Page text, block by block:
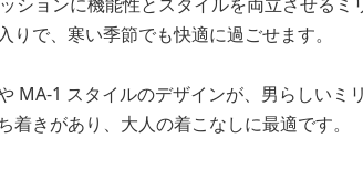
りで、寒い季節でも快適に過ごせます。
MA-1 スタイルのデザインが、男らしいミ
着きがあり、大人の着こなしに最適です。